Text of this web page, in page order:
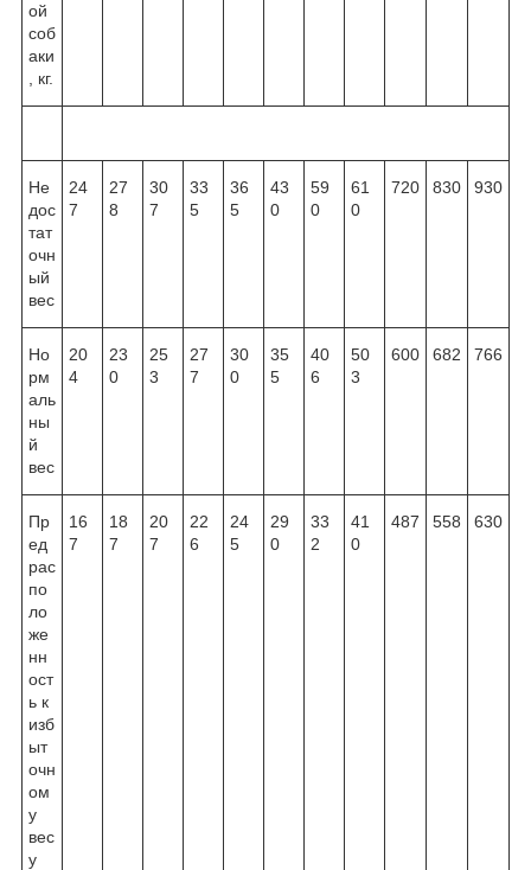
ой
соб
аки
, кг.
Не
дос
тат
очн
ый
вес
24
7
27
8
30
7
33
5
36
5
43
0
59
0
61
0
720 830 930
Но
рм
аль
ны
й
вес
20
4
23
0
25
3
27
7
30
0
35
5
40
6
50
3
600 682 766
Пр
ед
рас
по
ло
же
нн
ост
ь к
изб
ыт
очн
ом
у
вес
у
16
7
18
7
20
7
22
6
24
5
29
0
33
2
41
0
487 558 630